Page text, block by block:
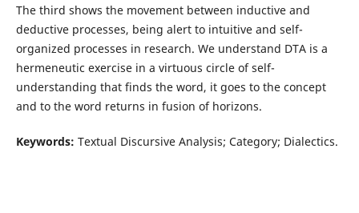
The third shows the movement between inductive and
deductive processes, being alert to intuitive and self-
organized processes in research. We understand DTA is a
hermeneutic exercise in a virtuous circle of self-
understanding that finds the word, it goes to the concept
and to the word returns in fusion of horizons.
Keywords: Textual Discursive Analysis; Category; Dialectics.